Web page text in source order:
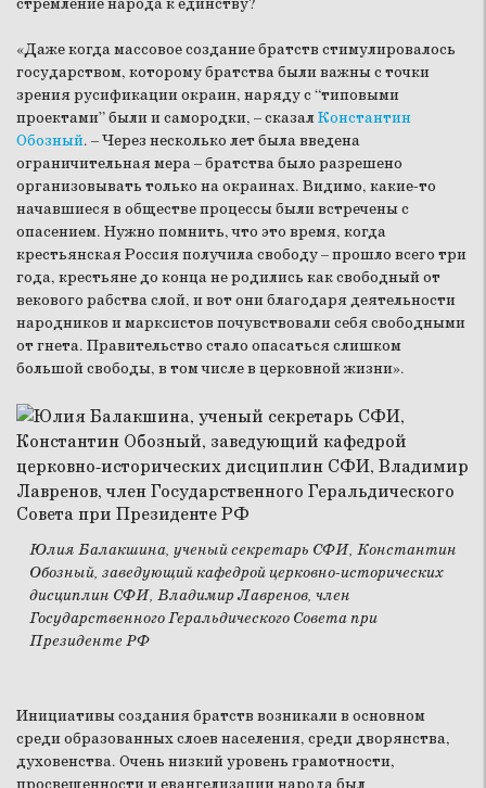
стремление народа к единству?
«Даже когда массовое создание братств стимулировалось
государством, которому братства были важны с точки
зрения русификации окраин, наряду с “типовыми
проектами” были и самородки, – сказалКонстантин
Обозный. – Через несколько лет была введена
ограничительная мера – братства было разрешено
организовывать только на окраинах. Видимо, какие-то
начавшиеся в обществе процессы были встречены с
опасением. Нужно помнить, что это время, когда
крестьянская Россия получила свободу – прошло всего три
года, крестьяне до конца не родились как свободный от
векового рабства слой, и вот они благодаря деятельности
народников и марксистов почувствовали себя свободными
от гнета. Правительство стало опасаться слишком
большой свободы, в том числе в церковной жизни».
Юлия Балакшина, ученый секретарь СФИ, Константин
Обозный, заведующий кафедрой церковно-исторических
дисциплин СФИ, Владимир Лавренов, член
Государственного Геральдического Совета при
Президенте РФ
Инициативы создания братств возникали в основном
среди образованных слоев населения, среди дворянства,
духовенства. Очень низкий уровень грамотности,